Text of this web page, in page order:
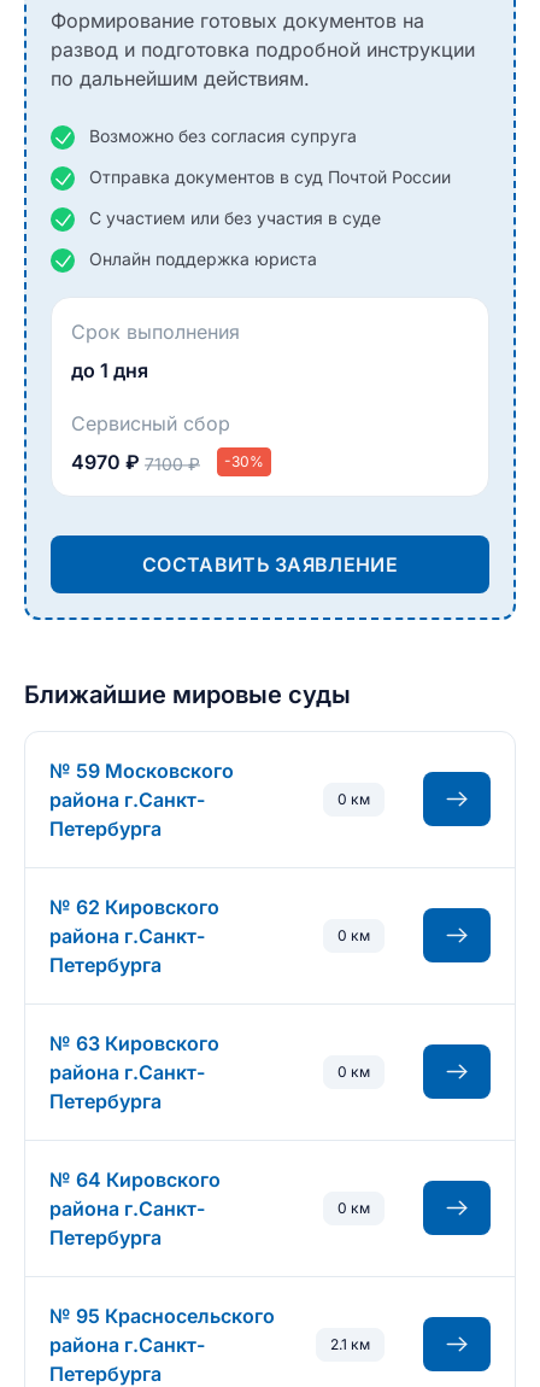
Формирование готовых документов на
развод и подготовка подробной инструкции
по дальнейшим действиям.
Возможно без согласия супруга
Отправка документов в суд Почтой России
С участием или без участия в суде
Онлайн поддержка юриста
Срок выполнения
до 1 дня
Сервисный сбор
4970 ₽ 7100 ₽ -30%
СОСТАВИТЬ ЗАЯВЛЕНИЕ
Ближайшие мировые суды
№ 59 Московского
района г.Санкт-
Петербурга
0 км
№ 62 Кировского
района г.Санкт-
Петербурга
0 км
№ 63 Кировского
района г.Санкт-
Петербурга
0 км
№ 64 Кировского
района г.Санкт-
Петербурга
0 км
№ 95 Красносельского
района г.Санкт-
Петербурга
2.1 км